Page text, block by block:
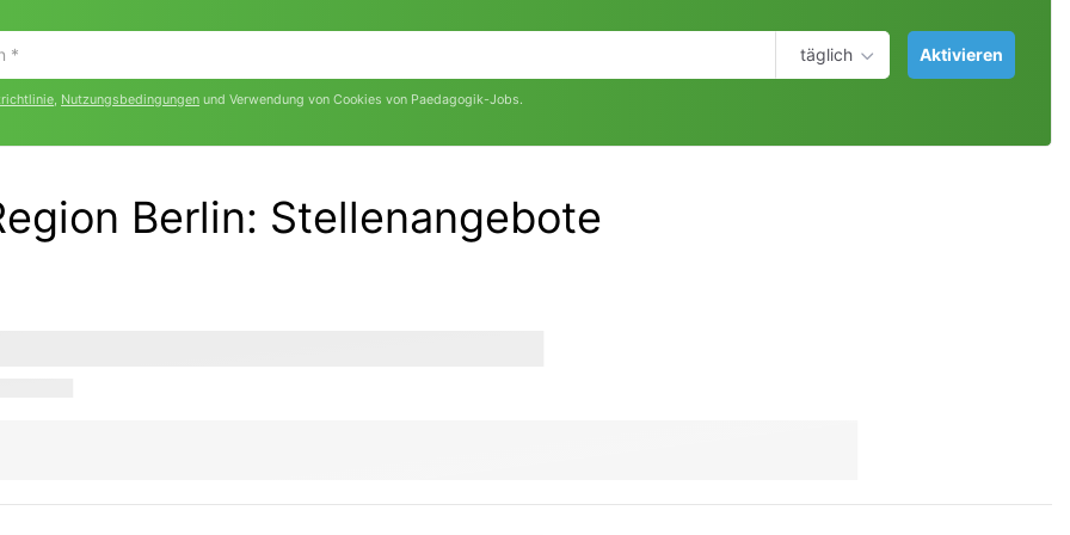
täglich Aktivieren
, Nutzungsbedingungen und Verwendung von Cookies von Paedagogik-Jobs.
Berlin: Stellenangebote